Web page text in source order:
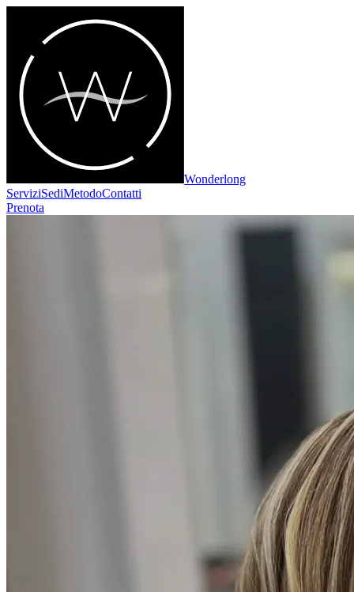
Wonderlong
ServiziSediMetodoContatti
Prenota